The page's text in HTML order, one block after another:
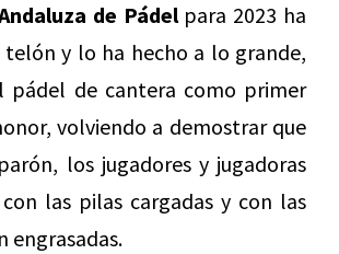
de Pádelpara 2023 ha
y lo ha hecho a lo grande,
pádel de cantera como primer
volviendo a demostrar que
los jugadores y jugadoras
las pilas cargadas y con las
engrasadas.